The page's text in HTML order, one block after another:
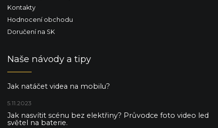
Kontakty
Hodnocení obchodu
Doručení na SK
Naše návody a tipy
Jak natáčet videa na mobilu?
5.11.2023
Jak nasvítit scénu bez elektřiny? Průvodce foto video led
světel na baterie.